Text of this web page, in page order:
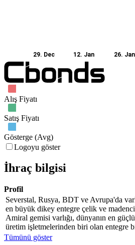
29. Dec 12. Jan 26. Jan
Alış Fiyatı
Satış Fiyatı
Gösterge (Avg)
Logoyu göster
İhraç bilgisi
Profil
Severstal, Rusya, BDT ve Avrupa'da
en büyük dikey entegre çelik ve
Amiral gemisi varlığı, dünyanın en
üretim işletmelerinden biri olan entegre
Tümünü göster